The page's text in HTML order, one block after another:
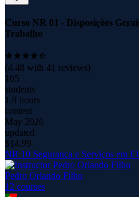
Curso NR 01 - Disposições
Trabalho
(4.48 with 41 reviews)
105
students
1.9 hours
content
May 2026
updated
$14.99
NR 10 Segurança e Serviços em
Pedro Orlando Filho
12 courses